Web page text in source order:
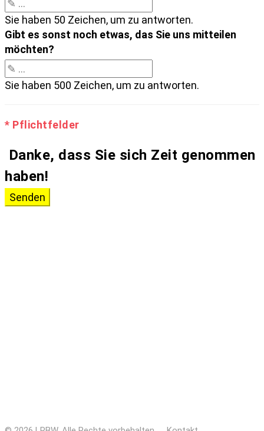
Sie haben 50 Zeichen, um zu antworten.
Gibt es sonst noch etwas, das Sie uns mitteilen
möchten?
Sie haben 500 Zeichen, um zu antworten.
* Pflichtfelder
Danke, dass Sie sich Zeit genommen
haben!
Senden